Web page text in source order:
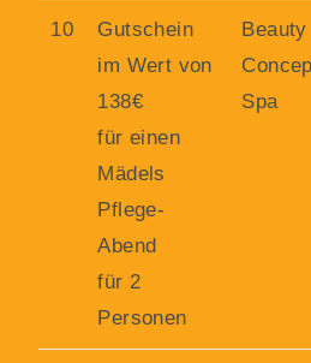
10
Gutschein
im Wert von
138€
für einen
Mädels
Pflege-
Abend
für 2
Personen
Beauty
Spa